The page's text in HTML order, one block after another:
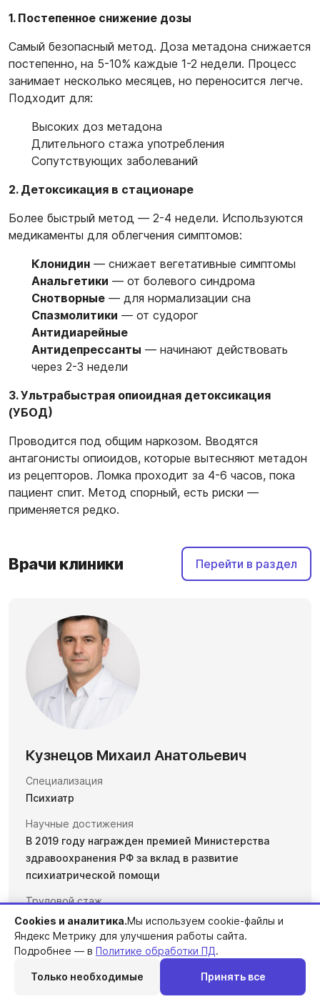
1. Постепенное снижение дозы
Самый безопасный метод. Доза метадона снижается
постепенно, на 5-10% каждые 1-2 недели. Процесс
занимает несколько месяцев, но переносится легче.
Подходит для:
Высоких доз метадона
Длительного стажа употребления
Сопутствующих заболеваний
2. Детоксикация в стационаре
Более быстрый метод — 2-4 недели. Используются
медикаменты для облегчения симптомов:
Клонидин — снижает вегетативные симптомы
Анальгетики — от болевого синдрома
Снотворные — для нормализации сна
Спазмолитики — от судорог
Антидиарейные
Антидепрессанты — начинают действовать
через 2-3 недели
3. Ультрабыстрая опиоидная детоксикация
(УБОД)
Проводится под общим наркозом. Вводятся
антагонисты опиоидов, которые вытесняют метадон
из рецепторов. Ломка проходит за 4-6 часов, пока
пациент спит. Метод спорный, есть риски —
применяется редко.
Врачи клиники Перейти в раздел
Кузнецов Михаил Анатольевич
Специализация
Психиатр
Научные достижения
В 2019 году награжден премией Министерства
здравоохранения РФ за вклад в развитие
психиатрической помощи
Трудовой стаж
20 лет
Подробнее о враче
Cookies и аналитика.Мы используем cookie-файлы и
Яндекс Метрику для улучшения работы сайта.
Подробнее — в Политике обработки ПД.
Только необходимые Принять все